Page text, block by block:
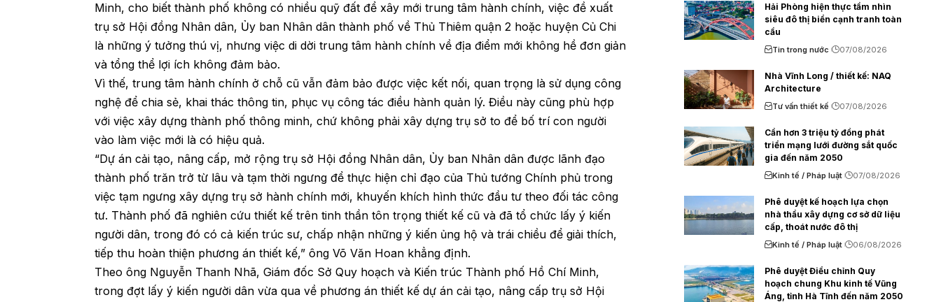
Minh, cho biết thành phố không có nhiều quỹ đất để xây mới trung tâm hành chính, việc đề xuất
trụ sở Hội đồng Nhân dân, Ủy ban Nhân dân thành phố về Thủ Thiêm quận 2 hoặc huyện Củ Chi
là những ý tưởng thú vị, nhưng việc di dời trung tâm hành chính về địa điểm mới không hề đơn giản
và tổng thể lợi ích không đảm bảo.
Vì thế, trung tâm hành chính ở chỗ cũ vẫn đảm bảo được việc kết nối, quan trọng là sử dụng công
nghệ để chia sẻ, khai thác thông tin, phục vụ công tác điều hành quản lý. Điều này cũng phù hợp
với việc xây dựng thành phố thông minh, chứ không phải xây dựng trụ sở to để bố trí con người
vào làm việc mới là có hiệu quả.
“Dự án cải tạo, nâng cấp, mở rộng trụ sở Hội đồng Nhân dân, Ủy ban Nhân dân được lãnh đạo
thành phố trăn trở từ lâu và tạm thời ngưng để thực hiện chỉ đạo của Thủ tướng Chính phủ trong
việc tạm ngưng xây dựng trụ sở hành chính mới, khuyến khích hình thức đầu tư theo đối tác công
tư. Thành phố đã nghiên cứu thiết kế trên tinh thần tôn trọng thiết kế cũ và đã tổ chức lấy ý kiến
người dân, trong đó có cả kiến trúc sư, chấp nhận những ý kiến ủng hộ và trái chiều để giải thích,
tiếp thu hoàn thiện phương án thiết kế,” ông Võ Văn Hoan khẳng định.
Theo ông Nguyễn Thanh Nhã, Giám đốc Sở Quy hoạch và Kiến trúc Thành phố Hồ Chí Minh,
trong đợt lấy ý kiến người dân vừa qua về phương án thiết kế dự án cải tạo, nâng cấp trụ sở Hội
Hải Phòng hiện thực tầm nhìn
siêu đô thị biển cạnh tranh toàn
cầu
Tin trong nước 07/08/2026
Nhà Vĩnh Long / thiết kế: NAQ
Architecture
Tư vấn thiết kế 07/08/2026
Cần hơn 3 triệu tỷ đồng phát
triển mạng lưới đường sắt quốc
gia đến năm 2050
Kinh tế / Pháp luật 07/08/2026
Phê duyệt kế hoạch lựa chọn
nhà thầu xây dựng cơ sở dữ liệu
cấp, thoát nước đô thị
Kinh tế / Pháp luật 06/08/2026
Phê duyệt Điều chỉnh Quy
hoạch chung Khu kinh tế Vũng
Áng, tỉnh Hà Tĩnh đến năm 2050